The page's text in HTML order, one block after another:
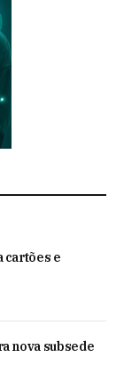
cartões e
nova subsede